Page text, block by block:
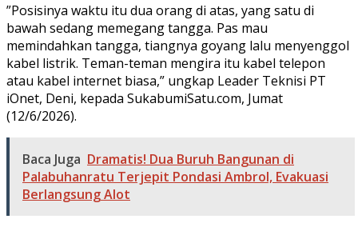
​”Posisinya waktu itu dua orang di atas, yang satu di
bawah sedang memegang tangga. Pas mau
memindahkan tangga, tiangnya goyang lalu menyenggol
kabel listrik. Teman-teman mengira itu kabel telepon
atau kabel internet biasa,” ungkap Leader Teknisi PT
iOnet, Deni, kepada SukabumiSatu.com, Jumat
(12/6/2026).
Baca Juga Dramatis! Dua Buruh Bangunan di
Palabuhanratu Terjepit Pondasi Ambrol, Evakuasi
Berlangsung Alot